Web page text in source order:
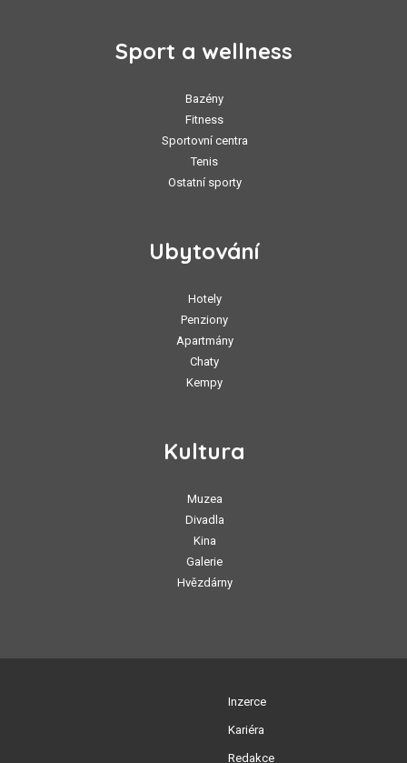
Sport a wellness
Bazény
Fitness
Sportovní centra
Tenis
Ostatní sporty
Ubytování
Hotely
Penziony
Apartmány
Chaty
Kempy
Kultura
Muzea
Divadla
Kina
Galerie
Hvězdárny
Inzerce
Kariéra
Redakce